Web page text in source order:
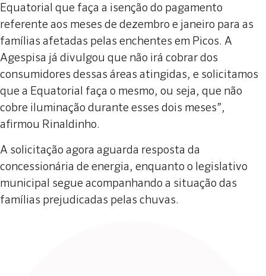
Equatorial que faça a isenção do pagamento
referente aos meses de dezembro e janeiro para as
famílias afetadas pelas enchentes em Picos. A
Agespisa já divulgou que não irá cobrar dos
consumidores dessas áreas atingidas, e solicitamos
que a Equatorial faça o mesmo, ou seja, que não
cobre iluminação durante esses dois meses”,
afirmou Rinaldinho.
A solicitação agora aguarda resposta da
concessionária de energia, enquanto o legislativo
municipal segue acompanhando a situação das
famílias prejudicadas pelas chuvas.